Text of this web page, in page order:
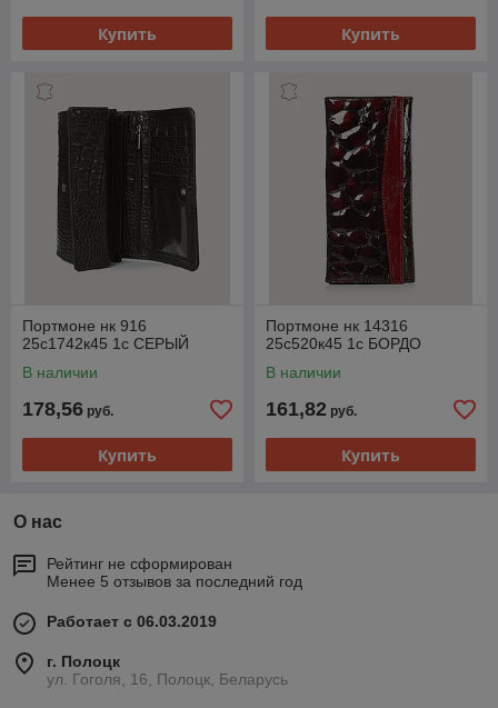
Купить Купить
Портмоне нк 916
25с1742к45 1с СЕРЫЙ
В наличии
178,56 руб.
Купить
Портмоне нк 14316
25с520к45 1с БОРДО
В наличии
161,82 руб.
Купить
О нас
Рейтинг не сформирован
Менее 5 отзывов за последний год
Работает с 06.03.2019
г. Полоцк
ул. Гоголя, 16, Полоцк, Беларусь